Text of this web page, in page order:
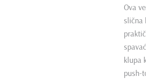
Ova
slična
klupa
push-